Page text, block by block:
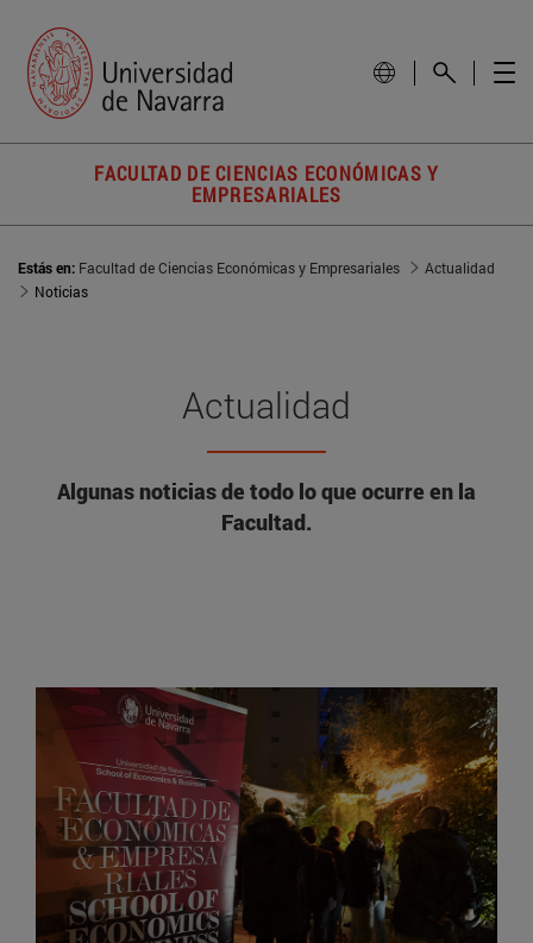
FACULTAD DE CIENCIAS ECONÓMICAS Y
EMPRESARIALES
Estás en: Facultad de Ciencias Económicas y Empresariales
Actualidad
Noticias
Actualidad
Algunas noticias de todo lo que ocurre en la
Facultad.